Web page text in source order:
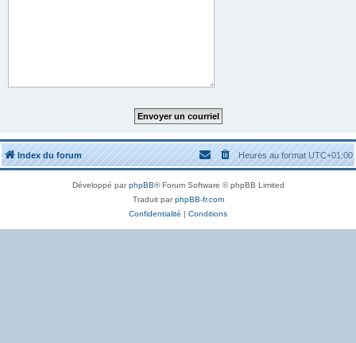
Index du forum Heures au formatUTC+01:00
Développé parphpBB® Forum Software © phpBB Limited
Traduit parphpBB-fr.com
Confidentialité | Conditions